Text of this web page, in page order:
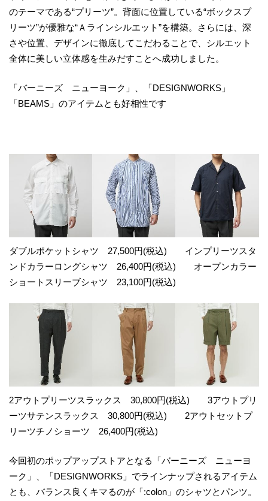
のテーマである“プリーツ”。背面に位置している“ボックスプ
リーツ”が優雅な“Ａラインシルエット”を構築。さらには、深
さや位置、デザインに徹底してこだわることで、シルエット
全体に美しい立体感を生みだすことへ成功しました。
「バーニーズ ニューヨーク」、「DESIGNWORKS」
「BEAMS」のアイテムとも好相性です
ダブルポケットシャツ 27,500円(税込) インプリーツスタ
ンドカラーロングシャツ 26,400円(税込) オープンカラー
ショートスリーブシャツ 23,100円(税込)
2アウトプリーツスラックス 30,800円(税込) 3アウトプリ
ーツサテンスラックス 30,800円(税込) 2アウトセットプ
リーツチノショーツ 26,400円(税込)
今回初のポップアップストアとなる「バーニーズ ニューヨ
ーク」、「DESIGNWORKS」でラインナップされるアイテム
とも、バランス良くキマるのが「:colon」のシャツとパンツ。